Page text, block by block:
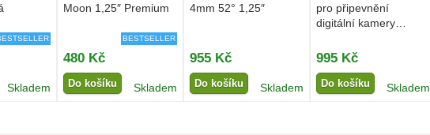
Skladem
Moon 1,25″ Premium
BESTSELLER
480 Kč
Do košíku Skladem
4mm 52° 1,25″
955 Kč
Do košíku Skladem
pro připevnění
digitální kamery
995 Kč
Do košíku Skladem